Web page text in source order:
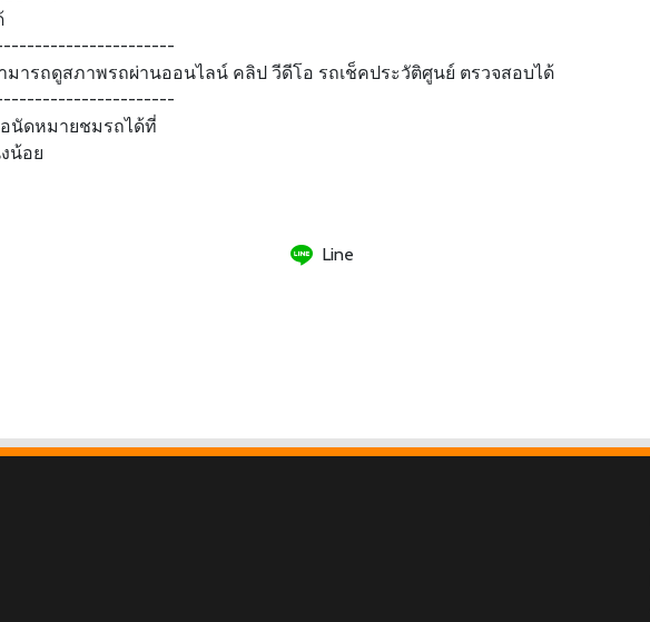
มารถดูสภาพรถผ่านออนไลน์ คลิป วีดีโอ รถเช็คประวัติศูนย์ ตรวจสอบได้
นัดหมายชมรถได้ที่
น้อย
Line